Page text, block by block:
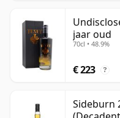
jaar oud
70cl • 48.9%
€ 223 ?
Sideburn